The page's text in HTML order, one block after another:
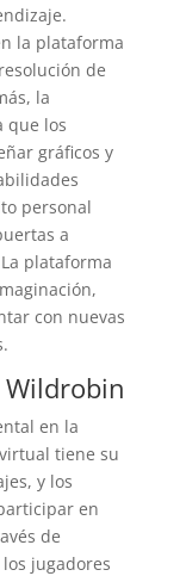
la plataforma
de
la
que los
gráficos y
personal
a
plataforma
con nuevas
Wildrobin
en la
tiene su
y los
en
de
jugadores